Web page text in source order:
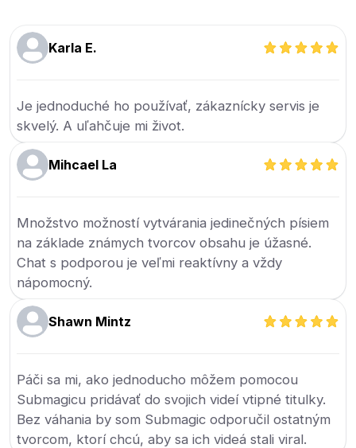
Karla E.
Je jednoduché ho používať, zákaznícky servis je
skvelý. A uľahčuje mi život.
Mihcael La
Množstvo možností vytvárania jedinečných písiem
na základe známych tvorcov obsahu je úžasné.
Chat s podporou je veľmi reaktívny a vždy
nápomocný.
Shawn Mintz
Páči sa mi, ako jednoducho môžem pomocou
Submagicu pridávať do svojich videí vtipné titulky.
Bez váhania by som Submagic odporučil ostatným
tvorcom, ktorí chcú, aby sa ich videá stali viral.